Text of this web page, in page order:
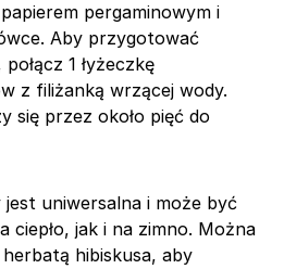
pergaminowym i
Aby przygotować
1 łyżeczkę
z filiżanką wrzącej wody.
się przez około pięć do
uniwersalna i może być
ciepło, jak i na zimno. Można
hibiskusa, aby